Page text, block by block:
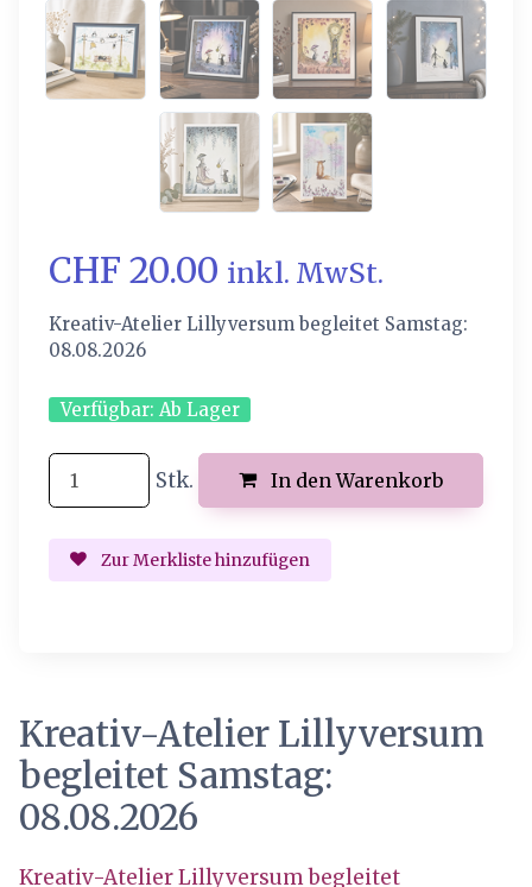
CHF 20.00 inkl. MwSt.
Kreativ-Atelier Lillyversum begleitet Samstag:
08.08.2026
Verfügbar: Ab Lager
Stk. In den Warenkorb
Zur Merkliste hinzufügen
Kreativ-Atelier Lillyversum
begleitet Samstag:
08.08.2026
Kreativ-Atelier Lillyversum begleitet